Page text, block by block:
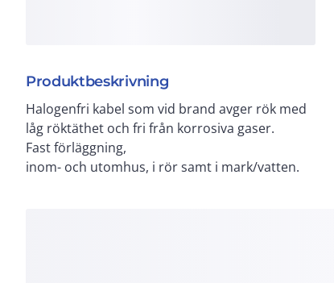
Produktbeskrivning
Halogenfri kabel som vid brand avger rök med
låg röktäthet och fri från korrosiva gaser.
Fast förläggning,
inom- och utomhus, i rör samt i mark/vatten.